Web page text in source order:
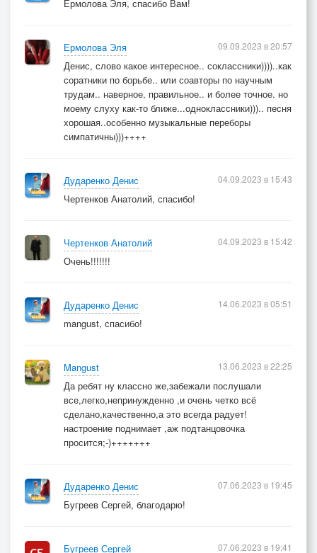
Ермолова Эля, спасибо Вам!
Ермолова Эля
Денис, слово какое интересное.. соклассники))))..как
соратники по борьбе.. или соавторы по научным
трудам.. наверное, правильное.. и более точное. но
моему слуху как-то ближе...одноклассники))).. песня
хорошая..особенно музыкальные переборы
симпатичны)))++++
09.09.2023 в 20:57
Дударенко Денис
Чертенков Анатолий, спасибо!
04.09.2023 в 15:43
Чертенков Анатолий
Очень!!!!!!!
04.09.2023 в 15:42
Дударенко Денис
mangust, спасибо!
14.06.2023 в 05:51
Mangust
Да ребят ну классно же,забежали послушали
все,легко,непринужденно ,и очень четко всё
сделано,качественно,а это всегда радует!
настроение поднимает ,аж подтанцовочка
просится;-)+++++++
13.06.2023 в 22:25
Дударенко Денис
Бугреев Сергей, благодарю!
07.06.2023 в 19:45
Бугреев Сергей
07.06.2023 в 19:41